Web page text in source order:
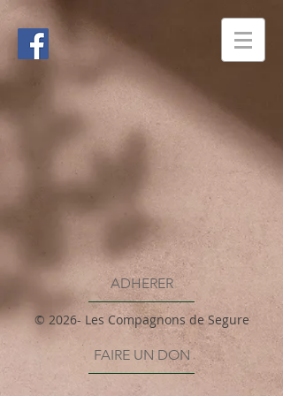
ADHERER
© 2026- Les Compagnons de Segure
FAIRE UN DON